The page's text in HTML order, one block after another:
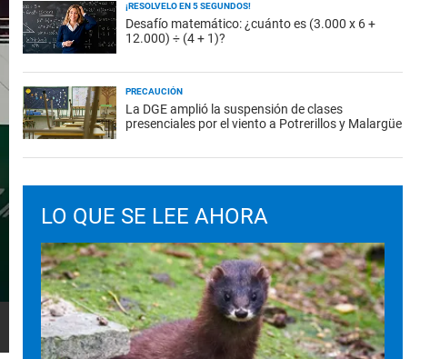
¡RESOLVELO EN 5 SEGUNDOS!
Desafío matemático: ¿cuánto es (3.000 x 6 +
12.000) ÷ (4 + 1)?
PRECAUCIÓN
La DGE amplió la suspensión de clases
presenciales por el viento a Potrerillos y Malargüe
LO QUE SE LEE AHORA